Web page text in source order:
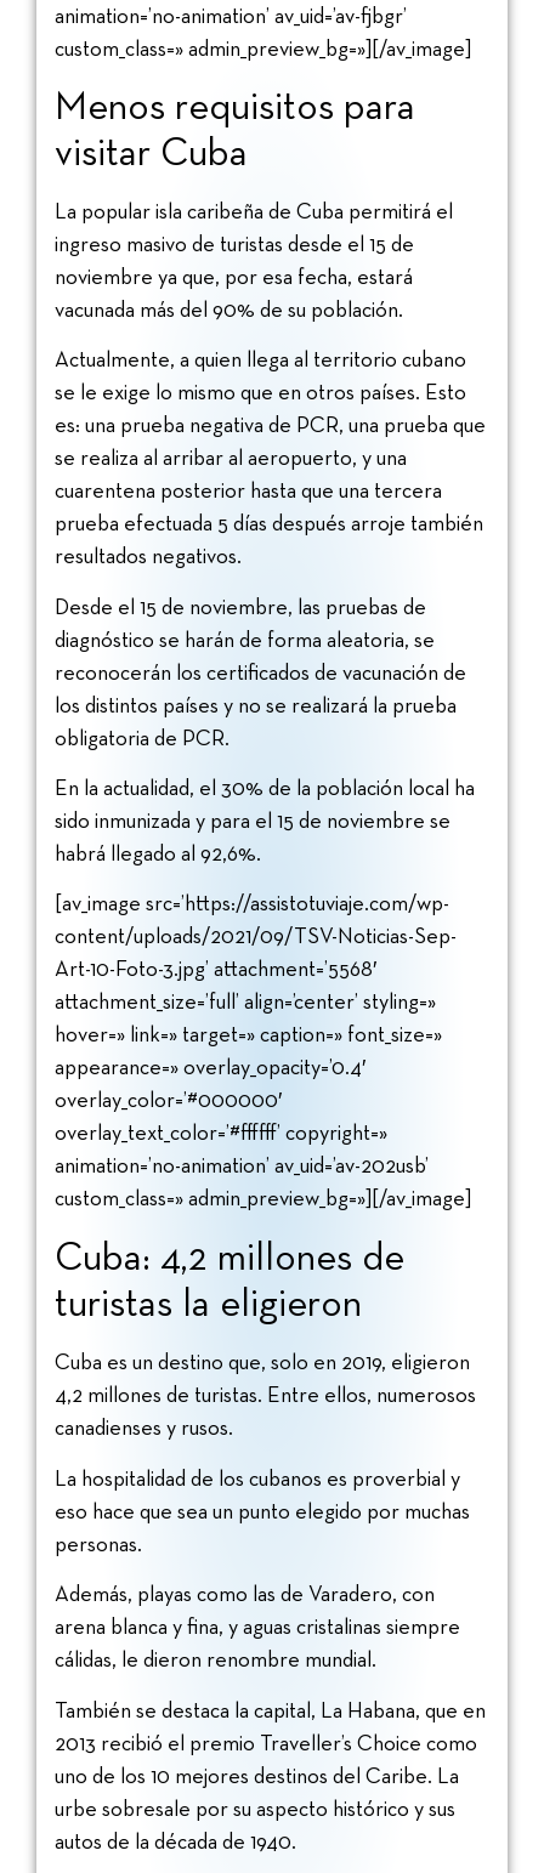
animation=’no-animation’ av_uid=’av-fjbgr’
custom_class=» admin_preview_bg=»][/av_image]
Menos requisitos para
visitar Cuba
La popular isla caribeña de Cuba permitirá el
ingreso masivo de turistas desde el 15 de
noviembre ya que, por esa fecha, estará
vacunada más del 90% de su población.
Actualmente, a quien llega al territorio cubano
se le exige lo mismo que en otros países. Esto
es: una prueba negativa de PCR, una prueba que
se realiza al arribar al aeropuerto, y una
cuarentena posterior hasta que una tercera
prueba efectuada 5 días después arroje también
resultados negativos.
Desde el 15 de noviembre, las pruebas de
diagnóstico se harán de forma aleatoria, se
reconocerán los certificados de vacunación de
los distintos países y no se realizará la prueba
obligatoria de PCR.
En la actualidad, el 30% de la población local ha
sido inmunizada y para el 15 de noviembre se
habrá llegado al 92,6%.
[av_image src=’https://assistotuviaje.com/wp-
content/uploads/2021/09/TSV-Noticias-Sep-
Art-10-Foto-3.jpg’ attachment=’5568′
attachment_size=’full’ align=’center’ styling=»
hover=» link=» target=» caption=» font_size=»
appearance=» overlay_opacity=’0.4′
overlay_color=’#000000′
overlay_text_color=’#ffffff’ copyright=»
animation=’no-animation’ av_uid=’av-202usb’
custom_class=» admin_preview_bg=»][/av_image]
Cuba: 4,2 millones de
turistas la eligieron
Cuba es un destino que, solo en 2019, eligieron
4,2 millones de turistas. Entre ellos, numerosos
canadienses y rusos.
La hospitalidad de los cubanos es proverbial y
eso hace que sea un punto elegido por muchas
personas.
Además, playas como las de Varadero, con
arena blanca y fina, y aguas cristalinas siempre
cálidas, le dieron renombre mundial.
También se destaca la capital, La Habana, que en
2013 recibió el premio Traveller’s Choice como
uno de los 10 mejores destinos del Caribe. La
urbe sobresale por su aspecto histórico y sus
autos de la década de 1940.